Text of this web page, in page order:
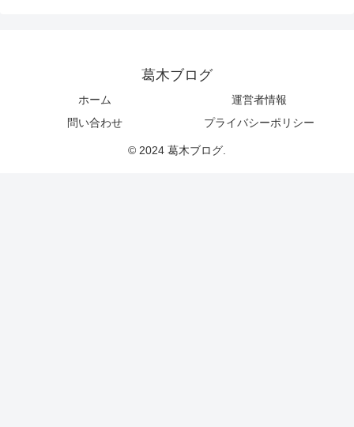
葛木ブログ
ホーム
運営者情報
問い合わせ
プライバシーポリシー
© 2024 葛木ブログ.